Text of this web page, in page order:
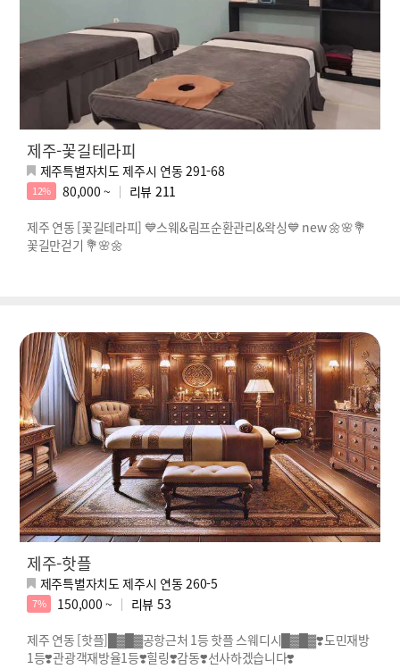
제주-꽃길테라피
제주특별자치도 제주시 연동 291-68
12% 80,000 ~ 리뷰 211
제주 연동 [꽃길테라피] 💙스웨&림프순환관리&왁싱💙 new 🌼🌸💐
꽃길만걷기 💐🌸🌼
제주-핫플
제주특별자치도 제주시 연동 260-5
7% 150,000 ~ 리뷰 53
제주 연동 [핫플]█▓█▓공항근처 1등 핫플 스웨디시█▓█▓❣️도민재방
1등❣️관광객재방율1등❣️힐링❣️감동❣️선사하겠습니다❣️